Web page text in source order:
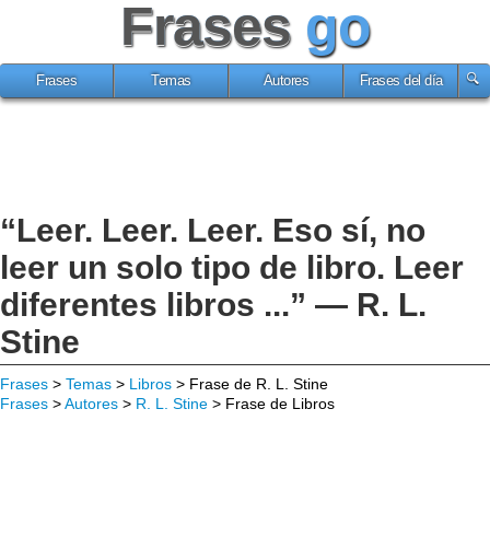
Frases go
Frases Temas Autores Frases del día
“Leer. Leer. Leer. Eso sí, no
leer un solo tipo de libro. Leer
diferentes libros ...” — R. L.
Stine
Frases > Temas > Libros > Frase de R. L. Stine
Frases >Autores > R. L. Stine > Frase de Libros